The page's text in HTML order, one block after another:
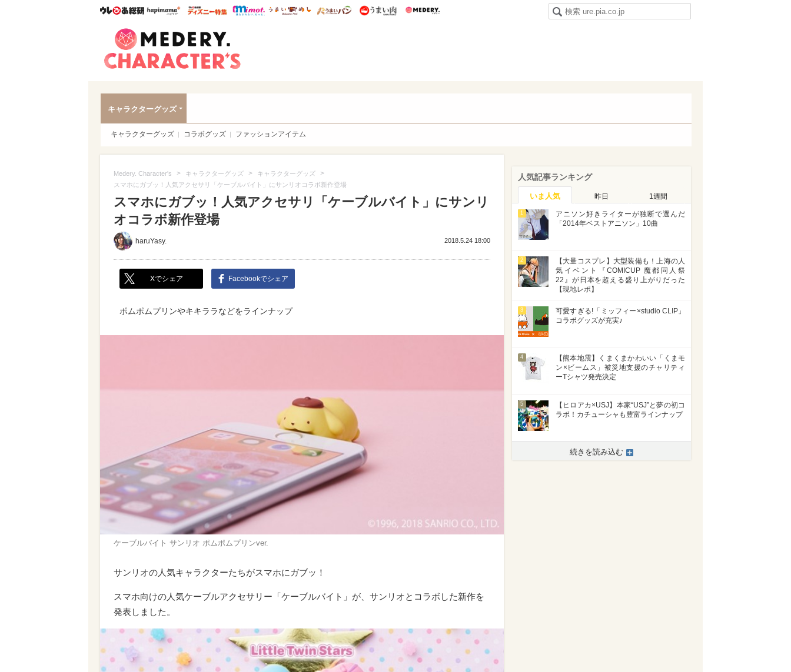
ウレぴあ総研ハピママ* ウレぴあ総研 ディズニー特集
mimot. うまいめし うまいパン うまい肉
キャラクターグッズ
キャラクターグッズ コラボグッズ ファッションアイテム
Medery. Character's > キャラクターグッズ > キャラクターグッズ >
スマホにガブッ！人気アクセサリ「ケーブルバイト」にサンリオコラボ新作登場
スマホにガブッ！人気アクセサリ「ケーブルバイト」にサンリ
オコラボ新作登場
haruYasy. 2018.5.24 18:00
Xでシェア Facebookでシェア
ポムポムプリンやキキララなどをラインナップ
ケーブルバイト サンリオ ポムポムプリンver.
サンリオの人気キャラクターたちがスマホにガブッ！
スマホ向けの人気ケーブルアクセサリー「ケーブルバイト」が、サンリオとコラボした新作を
発表しました。
人気記事ランキング
いま人気 昨日 1週間
1
アニソン好きライターが独断で選んだ
「2014年ベストアニソン」10曲
2
【大量コスプレ】大型装備も！上海の人
気イベント『COMICUP 魔都同人祭
22』が日本を超える盛り上がりだった
【現地レポ】
3
可愛すぎる!「ミッフィー×studio CLIP」
コラボグッズが充実♪
4
【熊本地震】くまくまかわいい「くまモ
ン×ビームス」被災地支援のチャリティ
ーTシャツ発売決定
5
【ヒロアカ×USJ】本家“USJ”と夢の初コ
ラボ！カチューシャも豊富ラインナップ
続きを読み込む